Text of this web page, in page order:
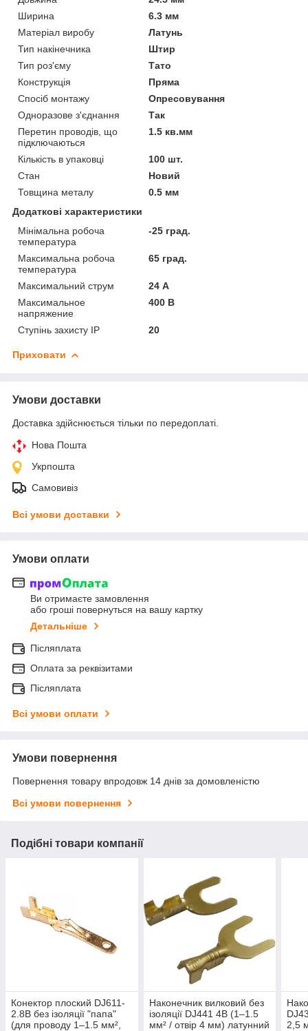
Ширина
6.3 мм
Матеріал виробу
Латунь
Тип накінечника
Штир
Тип роз'єму
Тато
Конструкція
Пряма
Спосіб монтажу
Опресовування
Одноразове з'єднання
Так
Перетин проводів, що
підключаються
1.5 кв.мм
Кількість в упаковці
100 шт.
Стан
Новий
Товщина металу
0.5 мм
Додаткові характеристики
Мінімальна робоча
температура
-25 град.
Максимальна робоча
температура
65 град.
Максимальний струм
24 А
Максимальное
напряжение
400 В
Ступінь захисту IP 20
Приховати
Умови доставки
Доставка здійснюється тільки по передоплаті.
Нова Пошта
Укрпошта
Самовивіз
Всі умови доставки
Умови оплати
Ви отримаєте замовлення
або гроші повернуться на вашу картку
Детальніше
Післяплата
Оплата за реквізитами
Післяплата
Всі умови оплати
Умови повернення
Повернення товару впродовж 14 днів за домовленістю
Всі умови повернення
Подібні товари компанії
Конектор плоский DJ611-
2.8B без ізоляції "папа"
(для проводу 1–1.5 мм²,
Наконечник вилковий без
ізоляції DJ441 4B (1–1.5
мм² / отвір 4 мм) латунний
2,5